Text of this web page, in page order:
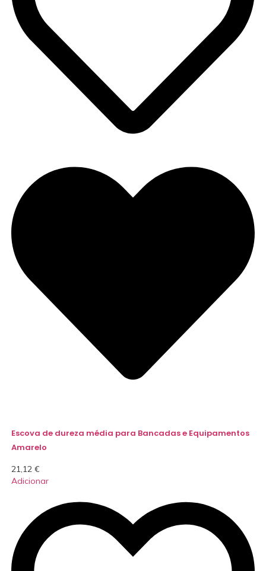
Escova de dureza média para Bancadas e Equipamentos
Amarelo
21,12 €
Adicionar